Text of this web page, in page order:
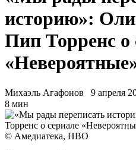
историю»:
Пип Торренс о
Михаэль Агафонов
9 апреля
8 мин
© Амедиатека, HBO